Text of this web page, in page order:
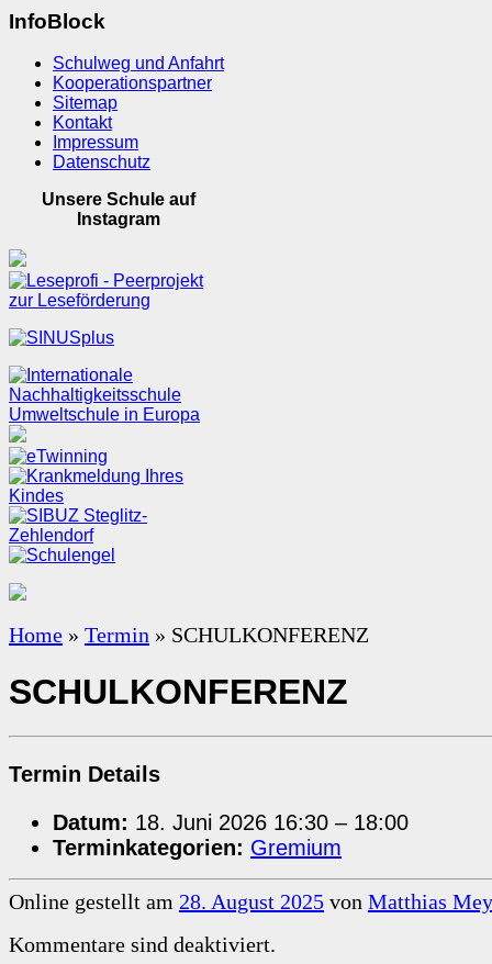
InfoBlock
Schulweg und Anfahrt
Kooperationspartner
Sitemap
Kontakt
Impressum
Datenschutz
Unsere Schule auf
Instagram
Home » Termin » SCHULKONFERENZ
SCHULKONFERENZ
Termin Details
Datum: 18. Juni 2026 16:30 – 18:00
Terminkategorien: Gremium
Online gestellt am 28. August 2025 von Matthias
Kommentare sind deaktiviert.